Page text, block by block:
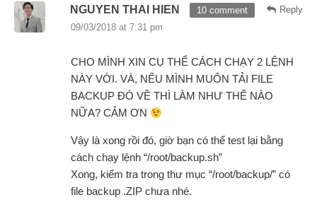
Reply
NGUYEN THAI HIEN
10 comment
09/03/2018 at 7:31 pm
CHO MÌNH XIN CỤ THỂ CÁCH CHẠY 2 LỆNH
NÀY VỚI. VÀ, NẾU MÌNH MUỐN TẢI FILE
BACKUP ĐÓ VỀ THÌ LÀM NHƯ THẾ NÀO
NỮA? CẢM ƠN
Vậy là xong rồi đó, giờ bạn có thể test lại bằng
cách chạy lệnh “/root/backup.sh”
Xong, kiểm tra trong thư mục “/root/backup/” có
file backup .ZIP chưa nhé.